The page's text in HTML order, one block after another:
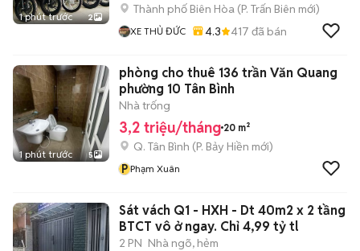
1 phút trước 2
Thành phố Biên Hòa (P. Trấn Biên mới)
XE THỦ ĐỨC 4.3 417 đã bán
1 phút trước 5
phòng cho thuê 136 trần Văn Quang
phường 10 Tân Bình
Nhà trống
3,2 triệu/tháng 20 m²
Q. Tân Bình (P. Bảy Hiền mới)
P Phạm Xuân
Sát vách Q1 - HXH - Dt 40m2 x 2 tầng
BTCT vô ở ngay. Chỉ 4,99 tỷ tl
2 PN Nhà ngõ, hẻm